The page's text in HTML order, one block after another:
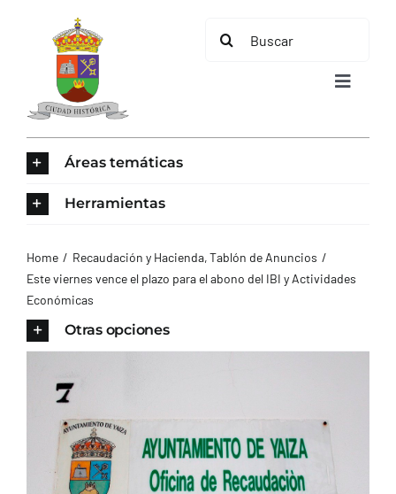
contenido
Buscar:
Toggle
AYUNTAMIENTO
CONTACTO
Áreas temáticas
Herramientas
Home Recaudación y Hacienda Tablón de Anuncios
Este viernes vence el plazo para el abono del IBI y Actividades
Económicas
Otras opciones